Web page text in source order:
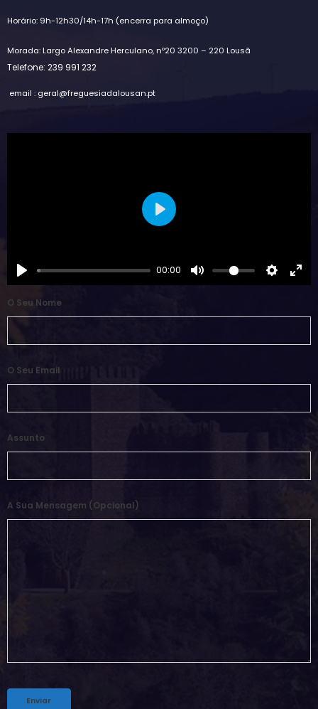
Horário: 9h-12h30/14h-17h (encerra para almoço)
Morada: Largo Alexandre Herculano, nº20 3200 – 220 Lousã
Telefone: 239 991 232
email : geral@freguesiadalousan.pt
00:00
Play
O Seu Nome
O Seu Email
Assunto
A Sua Mensagem (opcional)